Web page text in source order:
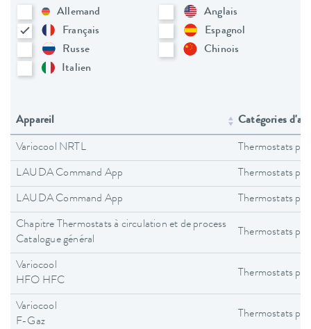
Allemand
Anglais
Français
Espagnol
Russe
Chinois
Italien
Appareil Catégories
Variocool NRTL Thermostats
LAUDA Command App Thermostats
LAUDA Command App Thermostats
Chapitre Thermostats à circulation et de process
Catalogue général
Thermostats
Variocool
HFO HFC
Thermostats
Variocool
F-Gaz
Thermostats